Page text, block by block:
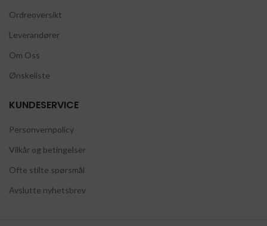
Ordreoversikt
Leverandører
Om Oss
Ønskeliste
KUNDESERVICE
Personvernpolicy
Vilkår og betingelser
Ofte stilte spørsmål
Avslutte nyhetsbrev